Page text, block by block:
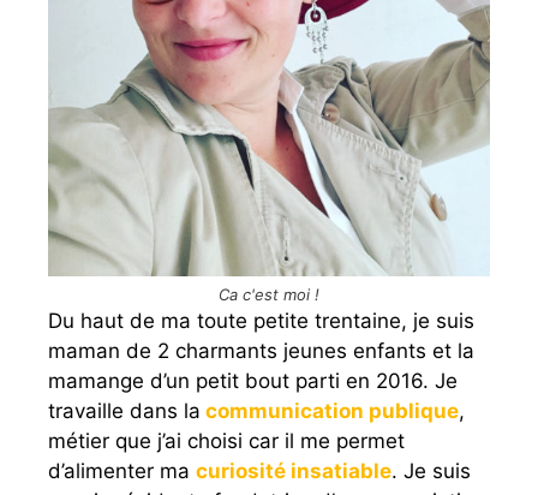
Ca c'est moi !
Du haut de ma toute petite trentaine, je suis
maman de 2 charmants jeunes enfants et la
mamange d’un petit bout parti en 2016. Je
travaille dans la communication publique,
métier que j’ai choisi car il me permet
d’alimenter ma curiosité insatiable. Je suis